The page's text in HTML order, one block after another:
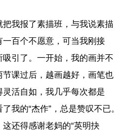
我报了素描班，与我说素描
百个不愿意，可当我刚接
引了。一开始，我的画并不
课过后，越画越好，画笔也
活自如，我几乎每次都是
我的“杰作”，总是赞叹不已。
还得感谢老妈的“英明抉